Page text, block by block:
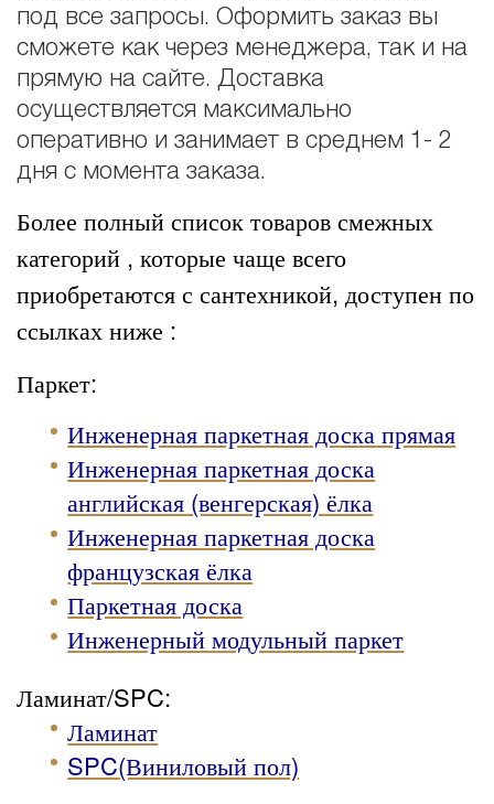
под все запросы. Оформить заказ вы
сможете как через менеджера, так и на
прямую на сайте. Доставка
осуществляется максимально
оперативно и занимает в среднем 1- 2
дня с момента заказа.
Более полный список товаров смежных
категорий , которые чаще всего
приобретаются с сантехникой, доступен по
ссылках ниже :
Паркет:
Инженерная паркетная доска прямая
Инженерная паркетная доска
английская (венгерская) ёлка
Инженерная паркетная доска
французская ёлка
Паркетная доска
Инженерный модульный паркет
Ламинат/SPC:
Ламинат
SPC(Виниловый пол)